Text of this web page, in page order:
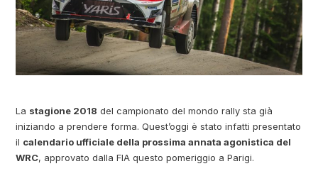
La stagione 2018 del campionato del mondo rally sta già
iniziando a prendere forma. Quest’oggi è stato infatti presentato
il calendario ufficiale della prossima annata agonistica del
WRC, approvato dalla FIA questo pomeriggio a Parigi.